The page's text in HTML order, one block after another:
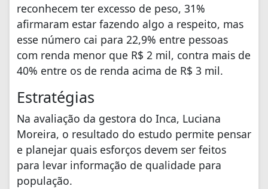
reconhecem ter excesso de peso, 31%
afirmaram estar fazendo algo a respeito, mas
esse número cai para 22,9% entre pessoas
com renda menor que R$ 2 mil, contra mais de
40% entre os de renda acima de R$ 3 mil.
Estratégias
Na avaliação da gestora do Inca, Luciana
Moreira, o resultado do estudo permite pensar
e planejar quais esforços devem ser feitos
para levar informação de qualidade para
população.